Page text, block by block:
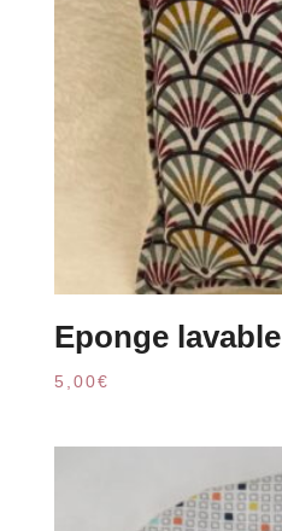
Eponge lavable
5,00€